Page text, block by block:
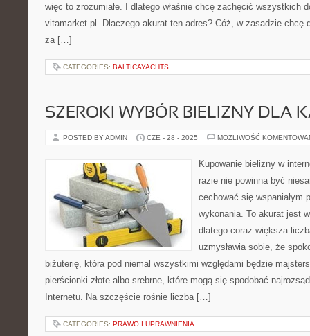
więc to zrozumiałe. I dlatego właśnie chcę zachęcić wszystkich
vitamarket.pl. Dlaczego akurat ten adres? Cóż, w zasadzie chcę
za […]
CATEGORIES: BALTICAYACHTS
SZEROKI WYBÓR BIELIZNY DLA
POSTED BY ADMIN CZE - 28 - 2025 MOŻLIWOŚĆ
Kupowanie bielizny w
razie nie powinna być
cechować się wspaniałym
wykonania. To akurat jest
dlatego coraz większa
uzmysławia sobie, że
biżuterię, która pod niemal wszystkimi względami będzie
pierścionki złote albo srebrne, które mogą się spodobać
Internetu. Na szczęście rośnie liczba […]
CATEGORIES: PRAWO I UPRAWNIENIA